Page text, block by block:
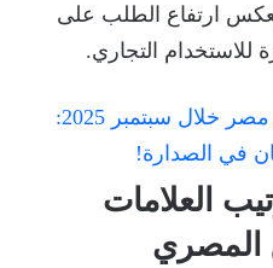
ارتفاع الطلب على
للاستخدام التجاري.
العلامات
المصري